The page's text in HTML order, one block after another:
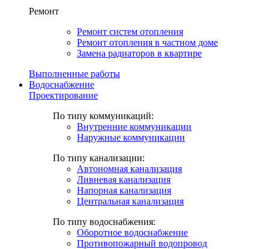
Ремонт
Ремонт систем отопления
Ремонт отопления в частном доме
Замена радиаторов в квартире
Выполненные работы
Водоснабжение
Проектирование
По типу коммуникаций:
Внутренние коммуникации
Наружные коммуникации
По типу канализации:
Автономная канализация
Ливневая канализация
Напорная канализация
Центральная канализация
По типу водоснабжения:
Оборотное водоснабжение
Противопожарный водопровод